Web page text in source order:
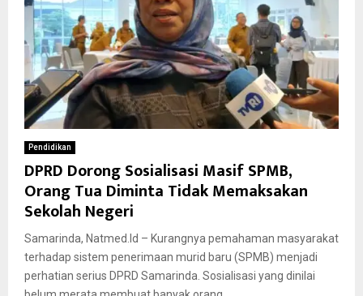
Pendidikan
DPRD Dorong Sosialisasi Masif SPMB,
Orang Tua Diminta Tidak Memaksakan
Sekolah Negeri
Samarinda, Natmed.Id – Kurangnya pemahaman masyarakat
terhadap sistem penerimaan murid baru (SPMB) menjadi
perhatian serius DPRD Samarinda. Sosialisasi yang dinilai